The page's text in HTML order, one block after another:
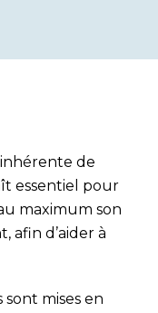
de
essentiel pour
maximum son
afin d’aider à
mises en